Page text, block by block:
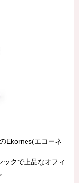
Ekornes(エコーネ
クで上品なオフィ